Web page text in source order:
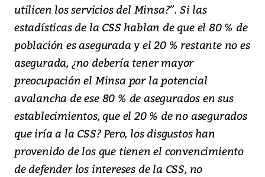
utilicen los servicios del Minsa?”. Si las
estadísticas de la CSS hablan de que el 80 % de
población es asegurada y el 20 % restante no es
asegurada, ¿no debería tener mayor
preocupación el Minsa por la potencial
avalancha de ese 80 % de asegurados en sus
establecimientos, que el 20 % de no asegurados
que iría a la CSS? Pero, los disgustos han
provenido de los que tienen el convencimiento
de defender los intereses de la CSS, no